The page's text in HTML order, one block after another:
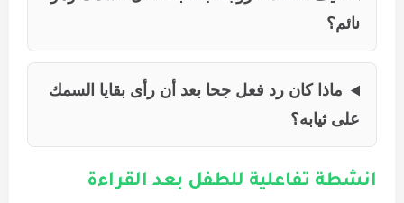
نائم؟
ماذا كان رد فعل جحا بعد أن رأى بقايا السمك
على ثيابه؟
انشطة تفاعلية للطفل بعد القراءة